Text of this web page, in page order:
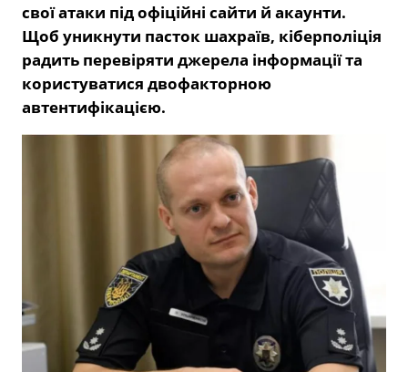
свої атаки під офіційні сайти й акаунти.
Щоб уникнути пасток шахраїв, кіберполіція
радить перевіряти джерела інформації та
користуватися двофакторною
автентифікацією.